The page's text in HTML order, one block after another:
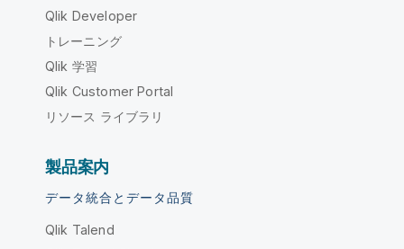
Qlik Developer
トレーニング
Qlik 学習
Qlik Customer Portal
リソース ライブラリ
製品案内
データ統合とデータ品質
Qlik Talend